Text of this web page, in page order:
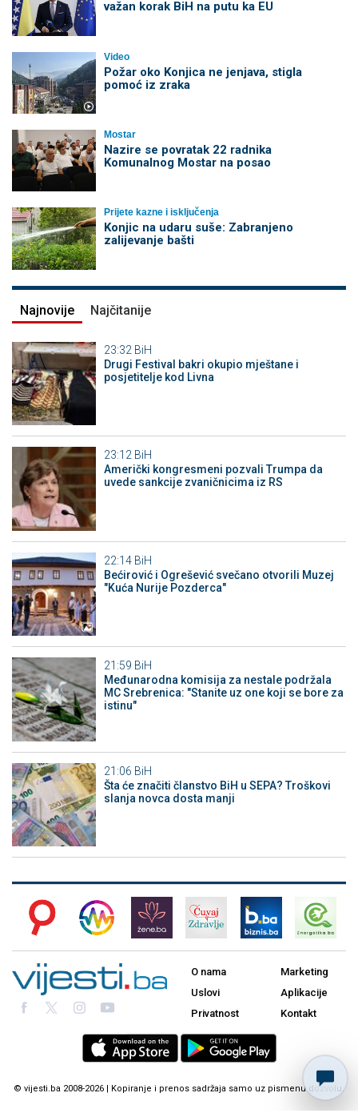
važan korak BiH na putu ka EU
Video
Požar oko Konjica ne jenjava, stigla
pomoć iz zraka
Mostar
Nazire se povratak 22 radnika
Komunalnog Mostar na posao
Prijete kazne i isključenja
Konjic na udaru suše: Zabranjeno
zalijevanje bašti
Najnovije Najčitanije
23:32 BiH
Drugi Festival bakri okupio mještane i
posjetitelje kod Livna
23:12 BiH
Američki kongresmeni pozvali Trumpa da
uvede sankcije zvaničnicima iz RS
22:14 BiH
Bećirović i Ogrešević svečano otvorili Muzej
"Kuća Nurije Pozderca"
21:59 BiH
Međunarodna komisija za nestale podržala
MC Srebrenica: "Stanite uz one koji se bore za
istinu"
21:06 BiH
Šta će značiti članstvo BiH u SEPA? Troškovi
slanja novca dosta manji
O nama
Uslovi
Privatnost
Marketing
Aplikacije
Kontakt
© vijesti.ba 2008-2026 | Kopiranje i prenos sadržaja samo uz pismenu dozvolu.